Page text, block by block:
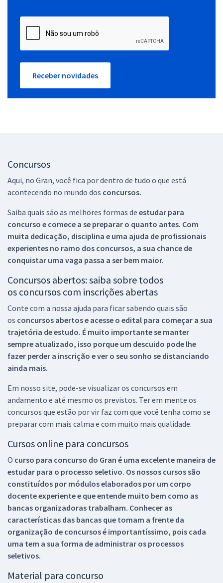
Receber novidades
Concursos
Aqui, no Gran, você fica por dentro de tudo o que está
acontecendo no mundo dos concursos.
Saiba quais são as melhores formas de estudar para
concurso e comece a se preparar o quanto antes. Com
muita dedicação, disciplina e uma ajuda de profissionais
experientes no ramo dos concursos, a sua chance de
conquistar uma vaga passa a ser bem maior.
Concursos abertos: saiba sobre todos
os concursos com inscrições abertas
Conte com a nossa ajuda para ficar sabendo quais são
os concursos abertos e acesse o edital para começar a sua
trajetória de estudo. É muito importante se manter
sempre atualizado, isso porque um descuido pode lhe
fazer perder a inscrição e ver o seu sonho se distanciando
ainda mais.
Em nosso site, pode-se visualizar os concursos em
andamento e até mesmo os previstos. Ter em mente os
concursos que estão por vir faz com que você tenha como se
preparar com mais calma e com muito mais qualidade.
Cursos online para concursos
O curso para concurso do Gran é uma excelente maneira de
estudar para o processo seletivo. Os nossos cursos são
constituídos por módulos elaborados por um corpo
docente experiente e que entende muito bem como as
bancas organizadoras trabalham. Conhecer as
características das bancas que tomam a frente da
organização de concursos é importantíssimo, pois cada
uma tem a sua forma de administrar os processos
seletivos.
Material para concurso